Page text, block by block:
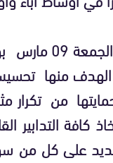
ونتيجة لذلك قام
الهدف منها
من تكرار
كافة التدابير
حديد على كل